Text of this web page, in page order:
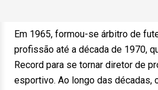
Em 1965, formou-se árbitro de
profissão até a década de 1970,
Record para se tornar diretor de
esportivo. Ao longo das décadas,